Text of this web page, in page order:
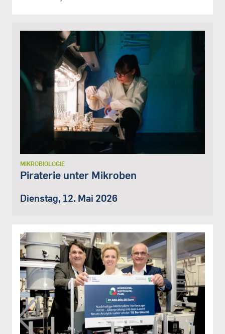
MIKROBIOLOGIE
Piraterie unter Mikroben
Dienstag, 12. Mai 2026